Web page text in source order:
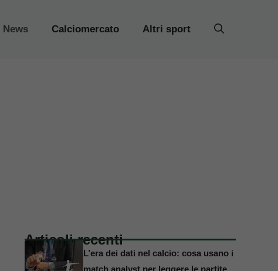
News Calciomercato Altri sport
Articoli recenti
L’era dei dati nel calcio: cosa usano i
match analyst per leggere le partite